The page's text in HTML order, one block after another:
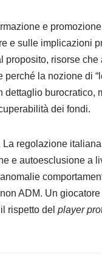
e
e sulle implicazioni
risorse
perché la nozione di
burocratico,
dei fondi.
La regolazione
e autoesclusione a
ADM. Un
rispetto del player